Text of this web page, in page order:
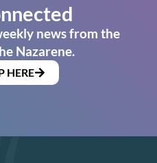
news from the
Nazarene.
HERE